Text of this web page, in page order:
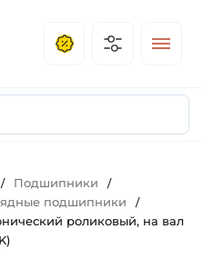
/ Подшипники /
подшипники /
роликовый, на вал